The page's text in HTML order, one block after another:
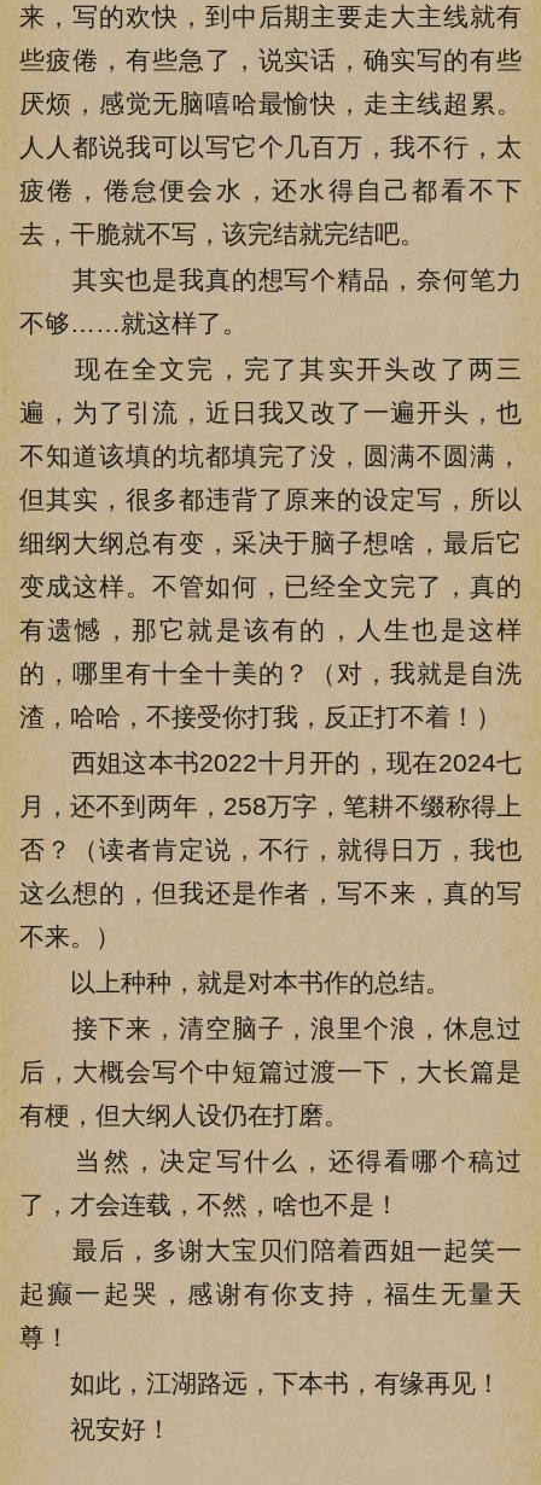
来，写的欢快，到中后期主要走大主线就有
些疲倦，有些急了，说实话，确实写的有些
厌烦，感觉无脑嘻哈最愉快，走主线超累。
人人都说我可以写它个几百万，我不行，太
疲倦，倦怠便会水，还水得自己都看不下
去，干脆就不写，该完结就完结吧。
其实也是我真的想写个精品，奈何笔力
不够……就这样了。
现在全文完，完了其实开头改了两三
遍，为了引流，近日我又改了一遍开头，也
不知道该填的坑都填完了没，圆满不圆满，
但其实，很多都违背了原来的设定写，所以
细纲大纲总有变，采决于脑子想啥，最后它
变成这样。不管如何，已经全文完了，真的
有遗憾，那它就是该有的，人生也是这样
的，哪里有十全十美的？（对，我就是自洗
渣，哈哈，不接受你打我，反正打不着！）
西姐这本书2022十月开的，现在2024七
月，还不到两年，258万字，笔耕不缀称得上
否？（读者肯定说，不行，就得日万，我也
这么想的，但我还是作者，写不来，真的写
不来。）
以上种种，就是对本书作的总结。
接下来，清空脑子，浪里个浪，休息过
后，大概会写个中短篇过渡一下，大长篇是
有梗，但大纲人设仍在打磨。
当然，决定写什么，还得看哪个稿过
了，才会连载，不然，啥也不是！
最后，多谢大宝贝们陪着西姐一起笑一
起癫一起哭，感谢有你支持，福生无量天
尊！
如此，江湖路远，下本书，有缘再见！
祝安好！